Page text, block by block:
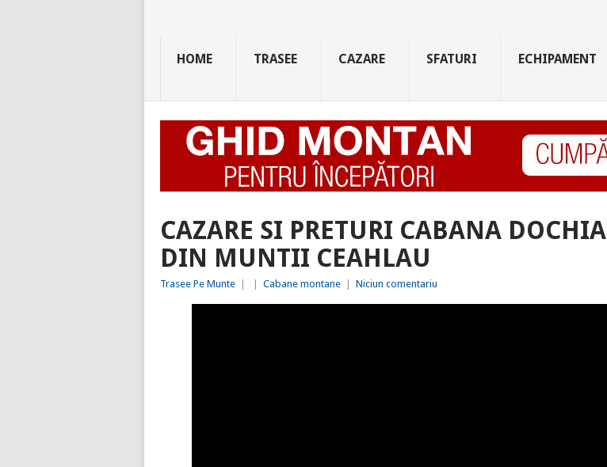
HOME TRASEE CAZARE SFATURI ECHIPAMENT
CAZARE SI PRETURI CABANA DOCHIA
DIN MUNTII CEAHLAU
Trasee Pe Munte Cabane montane Niciun comentariu